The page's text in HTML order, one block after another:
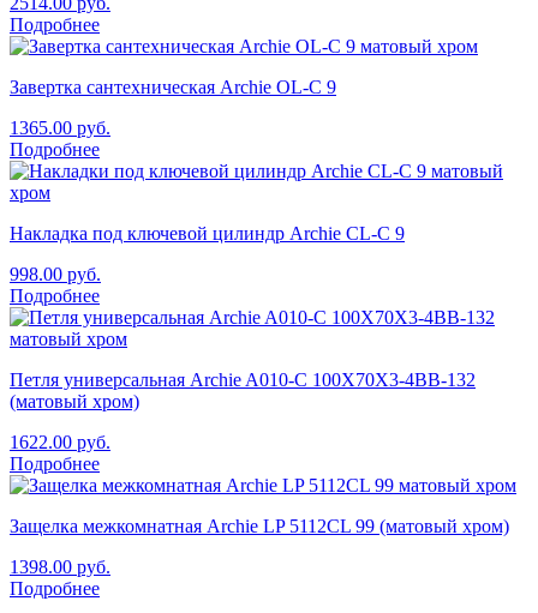
Подробнее
Завертка сантехническая Archie OL-C 9
1365.00 руб.
Подробнее
Накладка под ключевой цилиндр Archie CL-C 9
998.00 руб.
Подробнее
Петля универсальная Archie A010-C 100X70X3-4BB-132
(матовый хром)
1622.00 руб.
Подробнее
Защелка межкомнатная Archie LP 5112СL 99 (матовый хром)
1398.00 руб.
Подробнее